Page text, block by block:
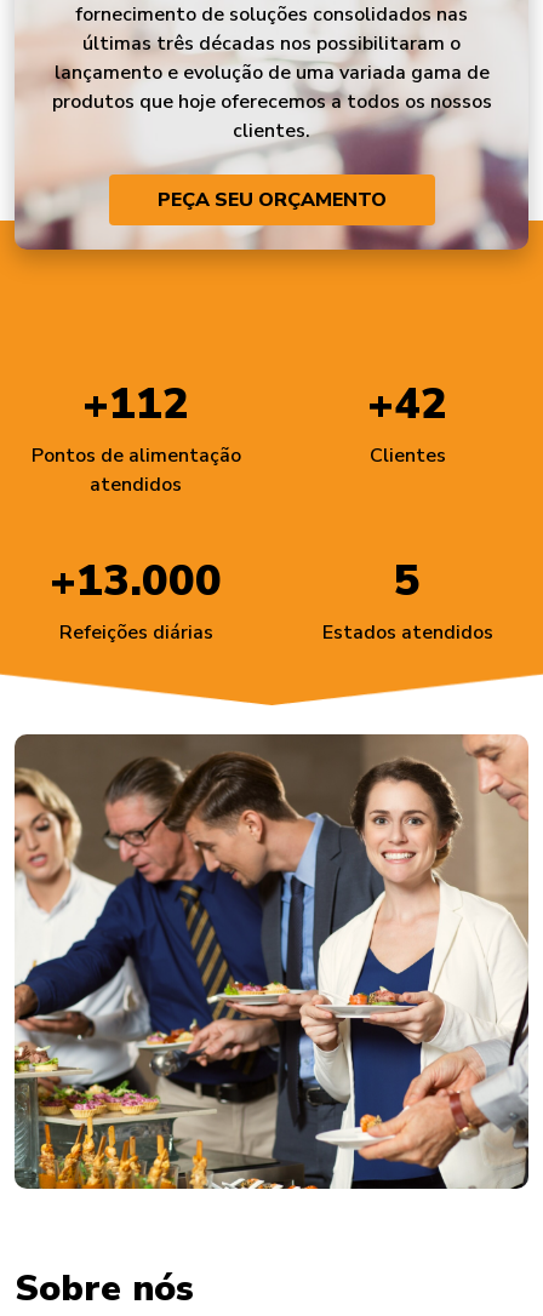
fornecimento de soluções consolidados nas
últimas três décadas nos possibilitaram o
lançamento e evolução de uma variada gama de
produtos que hoje oferecemos a todos os nossos
clientes.
PEÇA SEU ORÇAMENTO
+112
Pontos de alimentação
atendidos
+42
Clientes
+13.000
Refeições diárias
5
Estados atendidos
Sobre nós